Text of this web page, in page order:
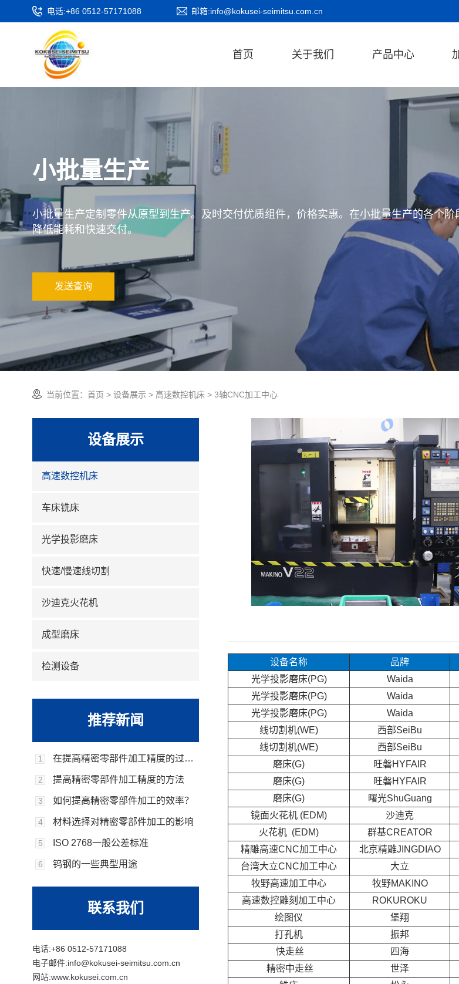
电话:+86 0512-57171088 邮箱:info@kokusei-seimitsu.com.cn
首页 关于我们 产品中心
小批量生产
小批量生产定制零件从原型到生产。及时交付优质组件，价格实惠。在小批量生产的各个阶
降低能耗和快速交付。
发送查询
当前位置：首页 >设备展示 > 高速数控机床 > 3轴CNC加工中心
设备展示
高速数控机床
车床铣床
光学投影磨床
快速/慢速线切割
沙迪克火花机
成型磨床
检测设备
推荐新闻
1 在提高精密零部件加工精度的过程中，还应注意几个方面？
2 提高精密零部件加工精度的方法
3 如何提高精密零部件加工的效率？
4 材料选择对精密零部件加工的影响
5 ISO 2768一般公差标准
6 钨钢的一些典型用途
联系我们
电话:+86 0512-57171088
电子邮件:info@kokusei-seimitsu.com.cn
网站:www.kokusei.com.cn
设备名称 品牌
光学投影磨床(PG)
Waida
光学投影磨床(PG)
Waida
光学投影磨床(PG)
Waida
线切割机(WE)
西部SeiBu
线切割机(WE)
西部SeiBu
磨床(G)
旺磐HYFAIR
磨床(G)
旺磐HYFAIR
磨床(G)
曙光ShuGuang
镜面火花机 (EDM)
沙迪克
火花机 (EDM)
群基CREATOR
精雕高速CNC加工中心
北京精雕JINGDIAO
台湾大立CNC加工中心
大立
牧野高速加工中心
牧野MAKINO
高速数控雕刻加工中心
ROKUROKU
绘图仪
堡翔
打孔机
振邦
快走丝
四海
精密中走丝
世泽